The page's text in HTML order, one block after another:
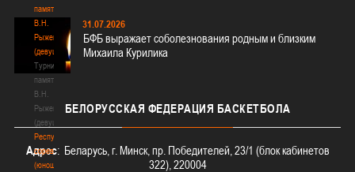
памяти
В.Н.
Рыженкова
(девушки)
Турнир
памяти
В.Н.
Рыженкова
(девушки)
Республиканские
соревнования
(юноши)
31.07.2026
БФБ выражает соболезнования родным и близким
Михаила Курилика
БЕЛОРУССКАЯ ФЕДЕРАЦИЯ БАСКЕТБОЛА
Адрес: Беларусь, г. Минск, пр. Победителей, 23/1 (блок кабинетов
322), 220004